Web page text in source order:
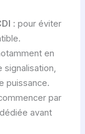
: pour éviter
en
puissance.
par
avant